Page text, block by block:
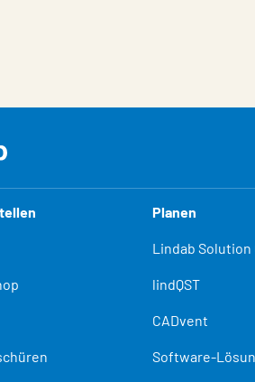
Planen
Lindab Solution
lindQST
CADvent
Software-